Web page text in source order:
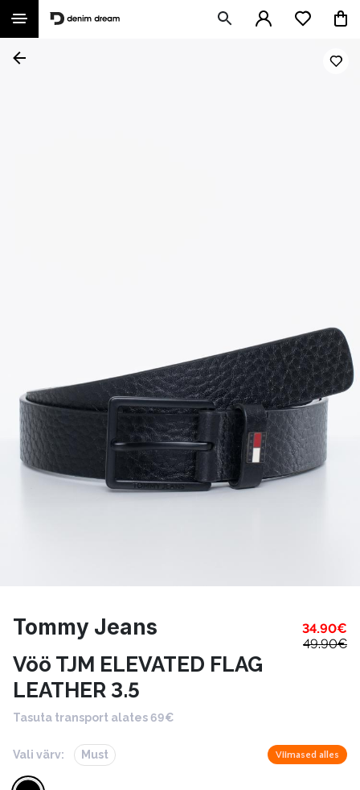
Tommy Jeans 34.90€
49.90€
Vöö TJM ELEVATED FLAG
LEATHER 3.5
Tasuta transport alates 69€
Vali värv: Must Viimased alles